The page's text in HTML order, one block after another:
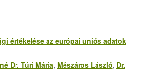
értékelése az európai uniós adatok
Dr. Túri Mária, Mészáros László, Dr.